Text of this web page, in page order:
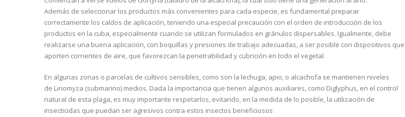
Además de seleccionar los productos más convenientes para cada especie, es fundamental preparar
correctamente los caldos de aplicación, teniendo una especial precaución con el orden de introducción de los
productos en la cuba, especialmente cuando se utilizan formulados en gránulos dispersables. Igualmente, debe
realizarse una buena aplicación, con boquillas y presiones de trabajo adecuadas, a ser posible con dispositivos que
aporten corrientes de aire, que favorezcan la penetrabilidad y cubrición en todo el vegetal.
En algunas zonas o parcelas de cultivos sensibles, como son la lechuga, apio, o alcachofa se mantienen niveles
de Liriomyza (submarino) medios. Dada la importancia que tienen algunos auxiliares, como Diglyphus, en el control
natural de esta plaga, es muy importante respetarlos, evitando, en la medida de lo posible, la utilización de
insecticidas que puedan ser agresivos contra estos insectos beneficiosos